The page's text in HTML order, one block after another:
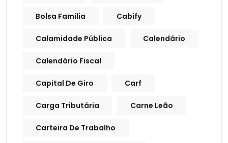
Bolsa Familia Cabify
Calamidade Pública Calendário
Calendário Fiscal
Capital De Giro Carf
Carga Tributária Carne Leão
Carteira De Trabalho